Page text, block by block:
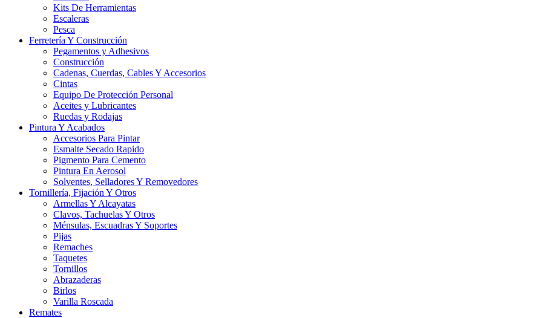
Kits De Herramientas
Escaleras
Pesca
Ferretería Y Construcción
Pegamentos y Adhesivos
Construcción
Cadenas, Cuerdas, Cables Y Accesorios
Cintas
Equipo De Protección Personal
Aceites y Lubricantes
Ruedas y Rodajas
Pintura Y Acabados
Accesorios Para Pintar
Esmalte Secado Rapido
Pigmento Para Cemento
Pintura En Aerosol
Solventes, Selladores Y Removedores
Tornillería, Fijación Y Otros
Armellas Y Alcayatas
Clavos, Tachuelas Y Otros
Ménsulas, Escuadras Y Soportes
Pijas
Remaches
Taquetes
Tornillos
Abrazaderas
Birlos
Varilla Roscada
Remates